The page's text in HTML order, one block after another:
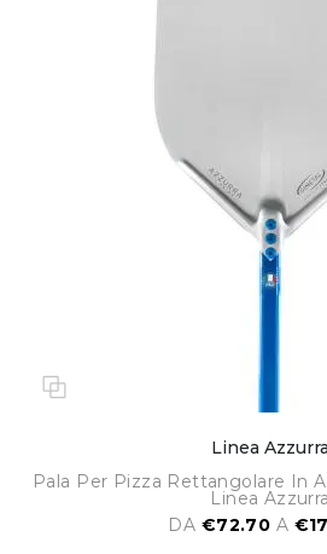
Linea Azzurra
Pala Per Pizza Rettangolare In
Linea Azzurra
DA €72.70 A